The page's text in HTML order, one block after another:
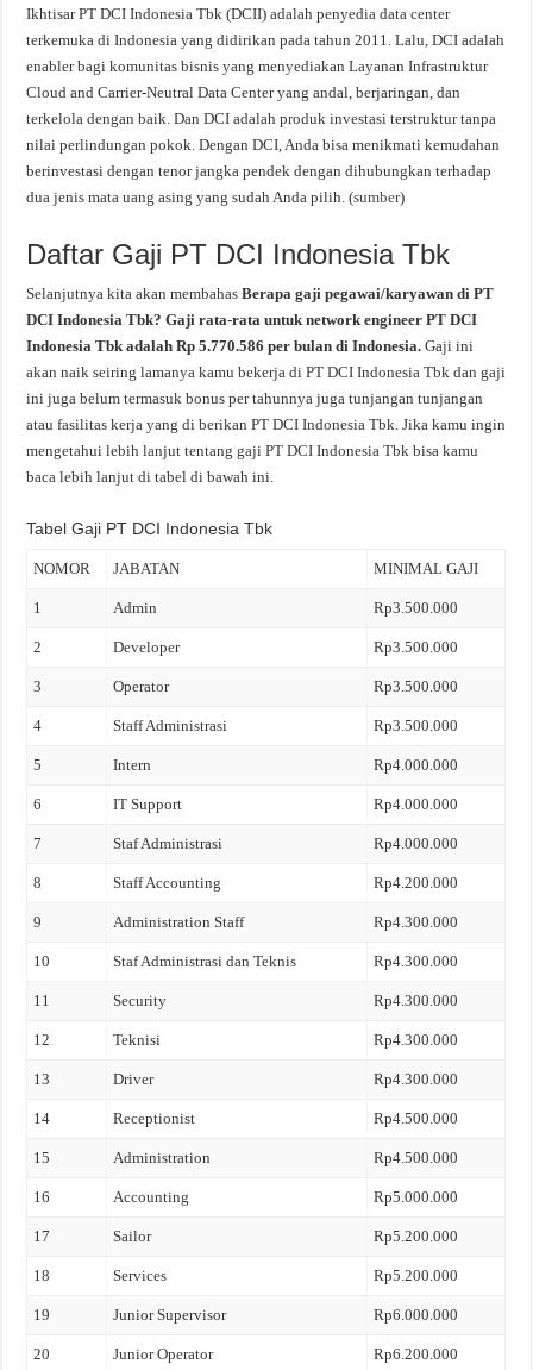
Ikhtisar PT DCI Indonesia Tbk (DCII) adalah penyedia data center
terkemuka di Indonesia yang didirikan pada tahun 2011. Lalu, DCI adalah
enabler bagi komunitas bisnis yang menyediakan Layanan Infrastruktur
Cloud and Carrier-Neutral Data Center yang andal, berjaringan, dan
terkelola dengan baik. Dan DCI adalah produk investasi terstruktur tanpa
nilai perlindungan pokok. Dengan DCI, Anda bisa menikmati kemudahan
berinvestasi dengan tenor jangka pendek dengan dihubungkan terhadap
dua jenis mata uang asing yang sudah Anda pilih. (sumber)
Daftar Gaji PT DCI Indonesia Tbk
Selanjutnya kita akan membahasBerapa gaji pegawai/karyawan di PT
DCI Indonesia Tbk? Gaji rata-rata untuk network engineer PT DCI
Indonesia Tbk adalah Rp 5.770.586 per bulan di Indonesia.Gaji ini
akan naik seiring lamanya kamu bekerja di PT DCI Indonesia Tbk dan gaji
ini juga belum termasuk bonus per tahunnya juga tunjangan tunjangan
atau fasilitas kerja yang di berikan PT DCI Indonesia Tbk. Jika kamu ingin
mengetahui lebih lanjut tentang gaji PT DCI Indonesia Tbk bisa kamu
baca lebih lanjut di tabel di bawah ini.
Tabel Gaji PT DCI Indonesia Tbk
NOMOR JABATAN MINIMAL GAJI
1 Admin Rp3.500.000
2 Developer Rp3.500.000
3 Operator Rp3.500.000
4 Staff Administrasi Rp3.500.000
5 Intern Rp4.000.000
6 IT Support Rp4.000.000
7 Staf Administrasi Rp4.000.000
8 Staff Accounting Rp4.200.000
9 Administration Staff Rp4.300.000
10 Staf Administrasi dan Teknis Rp4.300.000
11 Security Rp4.300.000
12 Teknisi Rp4.300.000
13 Driver Rp4.300.000
14 Receptionist Rp4.500.000
15 Administration Rp4.500.000
16 Accounting Rp5.000.000
17 Sailor Rp5.200.000
18 Services Rp5.200.000
19 Junior Supervisor Rp6.000.000
20 Junior Operator Rp6.200.000